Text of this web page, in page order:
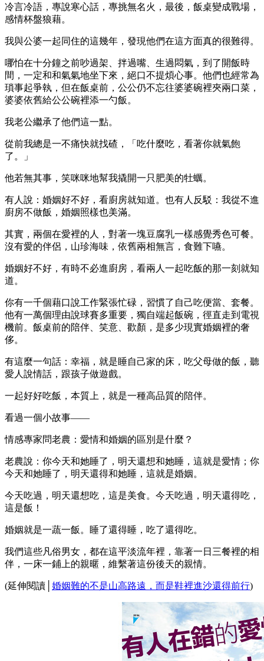
冷言冷語，專說寒心話，專挑無名火，最後，飯桌變成戰場，
感情杯盤狼藉。
我與公婆一起同住的這幾年，發現他們在這方面真的很難得。
哪怕在十分鐘之前吵過架、拌過嘴、生過悶氣，到了開飯時
間，一定和和氣氣地坐下來，絕口不提煩心事。他們也經常為
瑣事起爭執，但在飯桌前，公公仍不忘往婆婆碗裡夾兩口菜，
婆婆依舊給公公碗裡添一勺飯。
我老公繼承了他們這一點。
從前我總是一不痛快就找碴，「吃什麼吃，看著你就氣飽
了。」
他若無其事，笑咪咪地幫我撬開一只肥美的牡蠣。
有人說：婚姻好不好，看廚房就知道。也有人反駁：我從不進
廚房不做飯，婚姻照樣也美滿。
其實，兩個在愛裡的人，對著一塊豆腐乳一樣感覺秀色可餐。
沒有愛的伴侶，山珍海味，依舊兩相無言，食難下嚥。
婚姻好不好，有時不必進廚房，看兩人一起吃飯的那一刻就知
道。
你有一千個藉口說工作緊張忙碌，習慣了自己吃便當、套餐。
他有一萬個理由說球賽多重要，獨自端起飯碗，徑直走到電視
機前。飯桌前的陪伴、笑意、歡顏，是多少現實婚姻裡的奢
侈。
有這麼一句話：幸福，就是睡自己家的床，吃父母做的飯，聽
愛人說情話，跟孩子做遊戲。
一起好好吃飯，本質上，就是一種高品質的陪伴。
看過一個小故事——
情感專家問老農：愛情和婚姻的區別是什麼？
老農說：你今天和她睡了，明天還想和她睡，這就是愛情；你
今天和她睡了，明天還得和她睡，這就是婚姻。
今天吃過，明天還想吃，這是美食。今天吃過，明天還得吃，
這是飯！
婚姻就是一蔬一飯。睡了還得睡，吃了還得吃。
我們這些凡俗男女，都在這平淡流年裡，靠著一日三餐裡的相
伴，一床一鋪上的親暱，維繫著這份後天的親情。
(延伸閱讀│ 婚姻難的不是山高路遠，而是鞋裡進沙還得前行)